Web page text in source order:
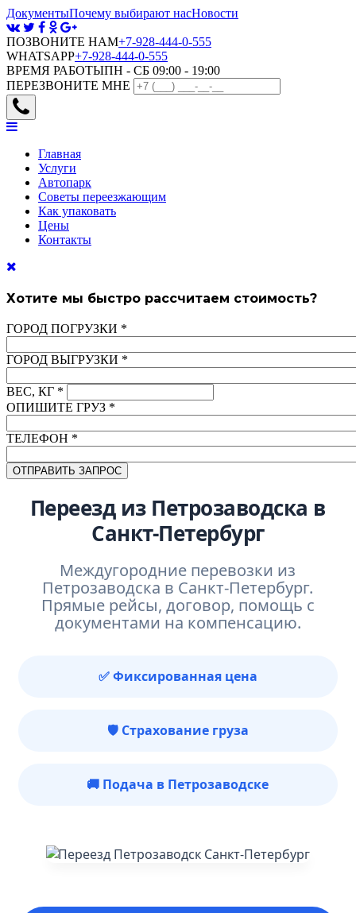
ДокументыПочему выбирают насНовости
ПОЗВОНИТЕ НАМ+7-928-444-0-555
WHATSAPP+7-928-444-0-555
ВРЕМЯ РАБОТЫПН - СБ 09:00 - 19:00
ПЕРЕЗВОНИТЕ МНЕ
Главная
Услуги
Автопарк
Советы переезжающим
Как упаковать
Цены
Контакты
Хотите мы быстро рассчитаем стоимость?
ГОРОД ПОГРУЗКИ *
ГОРОД ВЫГРУЗКИ *
ВЕС, КГ *
ОПИШИТЕ ГРУЗ *
ТЕЛЕФОН *
Переезд из Петрозаводска в
Санкт-Петербург
Междугородние перевозки из
Петрозаводска в Санкт-Петербург.
Прямые рейсы, договор, помощь с
документами на компенсацию.
✅ Фиксированная цена
🛡️ Страхование груза
🚚 Подача в Петрозаводске